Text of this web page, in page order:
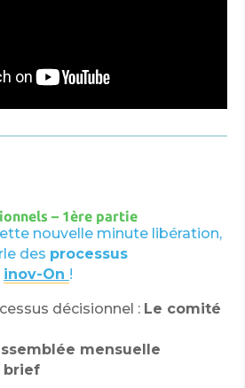
– 1ère partie
nouvelle minute libération,
des processus
inov-On !
décisionnel : Le comité
mensuelle
brief